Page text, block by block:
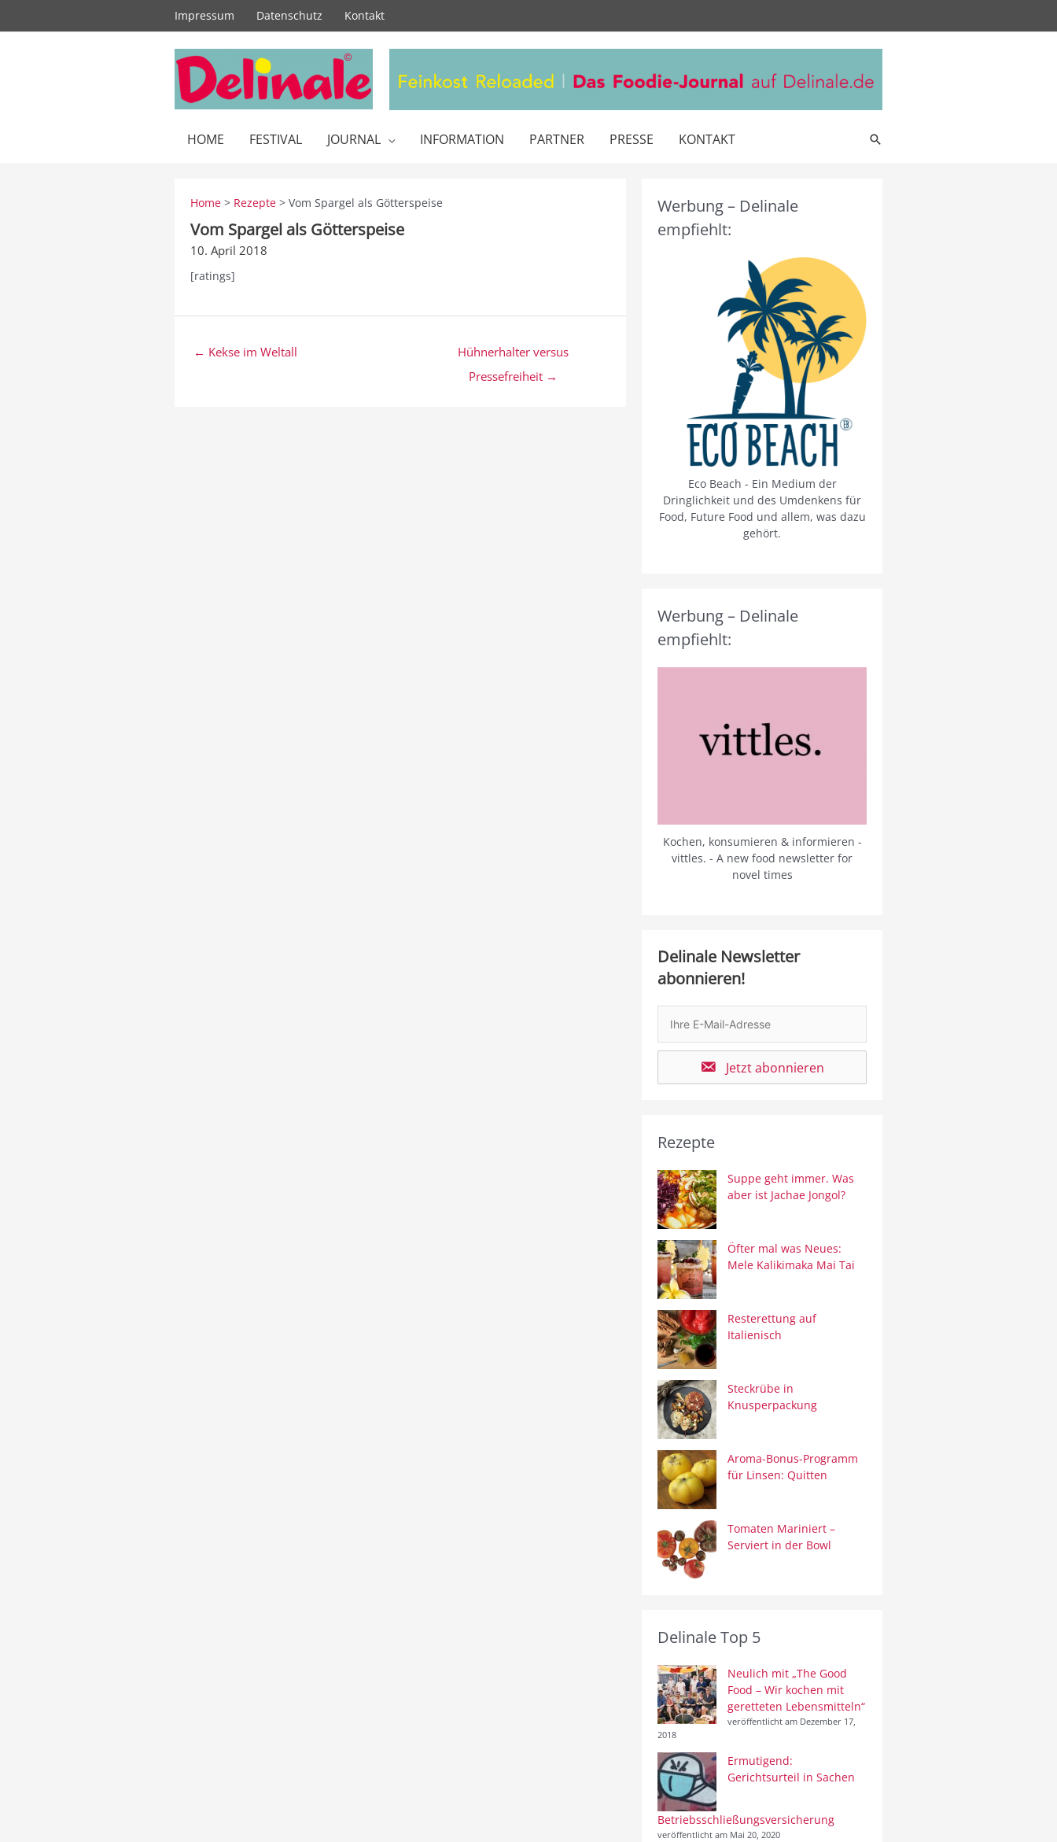
Impressum Datenschutz Kontakt
HOME FESTIVAL JOURNAL INFORMATION PARTNER PRESSE KONTAKT Suche
Home > Rezepte > Vom Spargel als Götterspeise
Vom Spargel als Götterspeise
10. April 2018
[ratings]
Beitragsnavigation
← Kekse im Weltall
Hühnerhalter versus
Pressefreiheit →
Werbung – Delinale
empfiehlt:
Eco Beach - Ein Medium der
Dringlichkeit und des Umdenkens für
Food, Future Food und allem, was dazu
gehört.
Werbung – Delinale
empfiehlt:
Kochen, konsumieren & informieren -
vittles. - A new food newsletter for
novel times
Delinale Newsletter
abonnieren!
Jetzt abonnieren
Rezepte
Suppe geht immer. Was
aber ist Jachae Jongol?
Öfter mal was Neues:
Mele Kalikimaka Mai Tai
Resterettung auf
Italienisch
Steckrübe in
Knusperpackung
Aroma-Bonus-Programm
für Linsen: Quitten
Tomaten Mariniert –
Serviert in der Bowl
Delinale Top 5
Neulich mit „The Good
Food – Wir kochen mit
geretteten Lebensmitteln“
veröffentlicht am Dezember 17,
2018
Ermutigend:
Gerichtsurteil in Sachen
Betriebsschließungsversicherung
veröffentlicht am Mai 20, 2020